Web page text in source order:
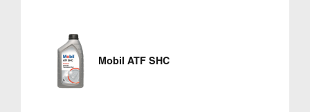
Mobil ATF SHC